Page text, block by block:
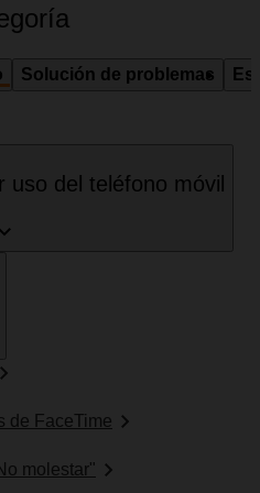
Solución de problemas
uso del teléfono móvil
de FaceTime
molestar"